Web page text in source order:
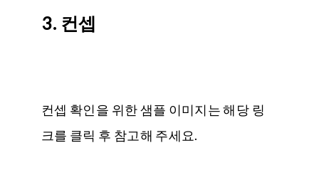
3. 컨셉
컨셉 확인을 위한 샘플 이미지는 해당 링
크를 클릭 후 참고해 주세요.